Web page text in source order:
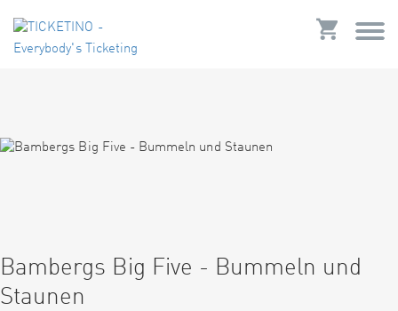
Bambergs Big Five - Bummeln und
Staunen